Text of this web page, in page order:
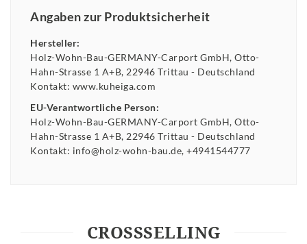
Angaben zur Produktsicherheit
Hersteller:
Holz-Wohn-Bau-GERMANY-Carport GmbH Otto-
Hahn-Strasse 1 A+B 22946 Trittau
Deutschland
Kontakt: www.kuheiga.com
EU-Verantwortliche Person:
Holz-Wohn-Bau-GERMANY-Carport GmbH Otto-
Hahn-Strasse 1 A+B 22946 Trittau
Deutschland
Kontakt: info@holz-wohn-bau.de +4941544777
CROSSSELLING